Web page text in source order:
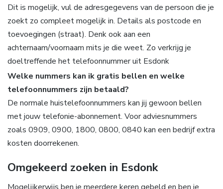
Dit is mogelijk, vul de adresgegevens van de persoon die je
zoekt zo compleet mogelijk in. Details als postcode en
toevoegingen (straat). Denk ook aan een
achternaam/voornaam mits je die weet. Zo verkrijg je
doeltreffende het telefoonnummer uit Esdonk
Welke nummers kan ik gratis bellen en welke
telefoonnummers zijn betaald?
De normale huistelefoonnummers kan jij gewoon bellen
met jouw telefonie-abonnement. Voor adviesnummers
zoals 0909, 0900, 1800, 0800, 0840 kan een bedrijf extra
kosten doorrekenen.
Omgekeerd zoeken in Esdonk